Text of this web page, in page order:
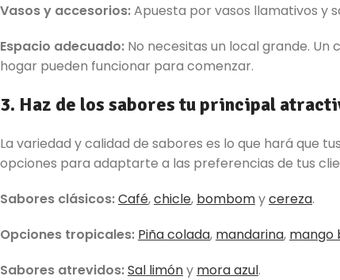
Vasos y accesorios:Apuesta por vasos llamativos y
Espacio adecuado: No necesitas un local grande. Un
hogar pueden funcionar para comenzar.
3. Haz de los sabores tu principal
La variedad y calidad de sabores es lo que hará que
opciones para adaptarte a las preferencias de tus
Sabores clásicos:Café,chicle, bombomycereza.
Opciones tropicales: Piña colada, mandarina, mango
Sabores atrevidos:Sal limóny mora azul.